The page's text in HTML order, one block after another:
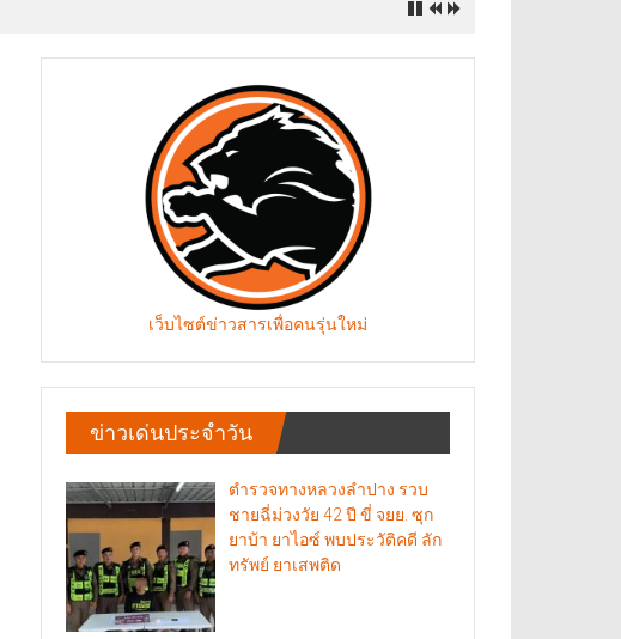
เว็บไซต์ข่าวสารเพื่อคนรุ่นใหม่
ข่าวเด่นประจำวัน
ตำรวจทางหลวงลำปาง รวบ
ชายฉี่ม่วงวัย 42 ปี ขี่ จยย. ซุก
ยาบ้า ยาไอซ์ พบประวัติคดี ลัก
ทรัพย์ ยาเสพติด